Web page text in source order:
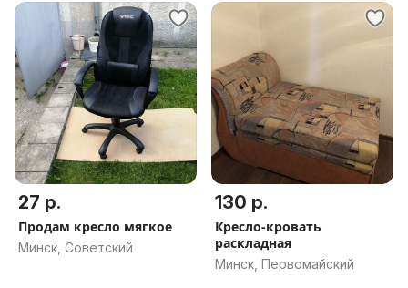
27 р.
Продам кресло мягкое
Минск, Советский
130 р.
Кресло-кровать
раскладная
Минск, Первомайский